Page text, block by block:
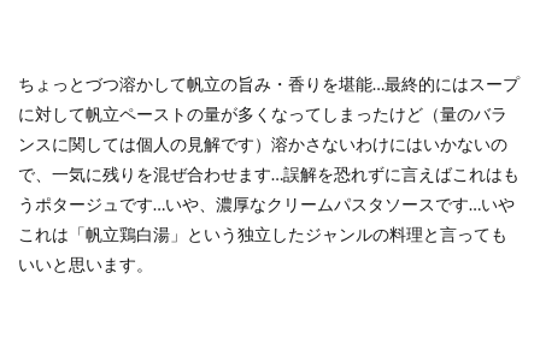
ちょっとづつ溶かして帆立の旨み・香りを堪能…最終的にはスープ
に対して帆立ペーストの量が多くなってしまったけど（量のバラ
ンスに関しては個人の見解です）溶かさないわけにはいかないの
で、一気に残りを混ぜ合わせます…誤解を恐れずに言えばこれはも
うポタージュです…いや、濃厚なクリームパスタソースです…いや
これは「帆立鶏白湯」という独立したジャンルの料理と言っても
いいと思います。